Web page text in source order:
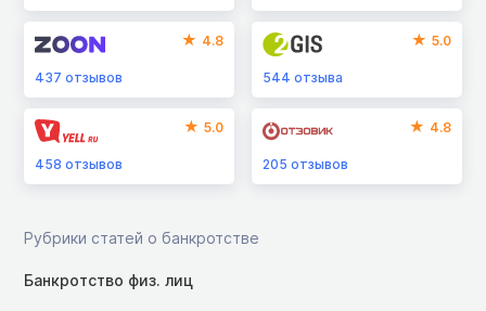
4.8
437 отзывов
5.0
544отзыва
5.0
458 отзывов
4.8
205отзывов
Рубрики статей о банкротстве
Банкротство физ. лиц